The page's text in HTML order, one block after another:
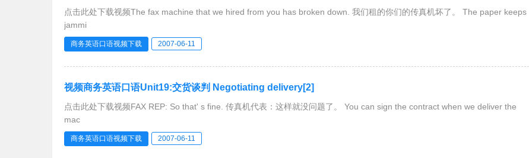
点击此处下载视频The fax machine that we hired from you has broken down. 我们租的你们的传真机坏了。 The paper keeps
jammi
商务英语口语视频下载 2007-06-11
视频商务英语口语Unit19:交货谈判 Negotiating delivery[2]
点击此处下载视频FAX REP: So that' s fine. 传真机代表：这样就没问题了。 You can sign the contract when we deliver the
mac
商务英语口语视频下载 2007-06-11